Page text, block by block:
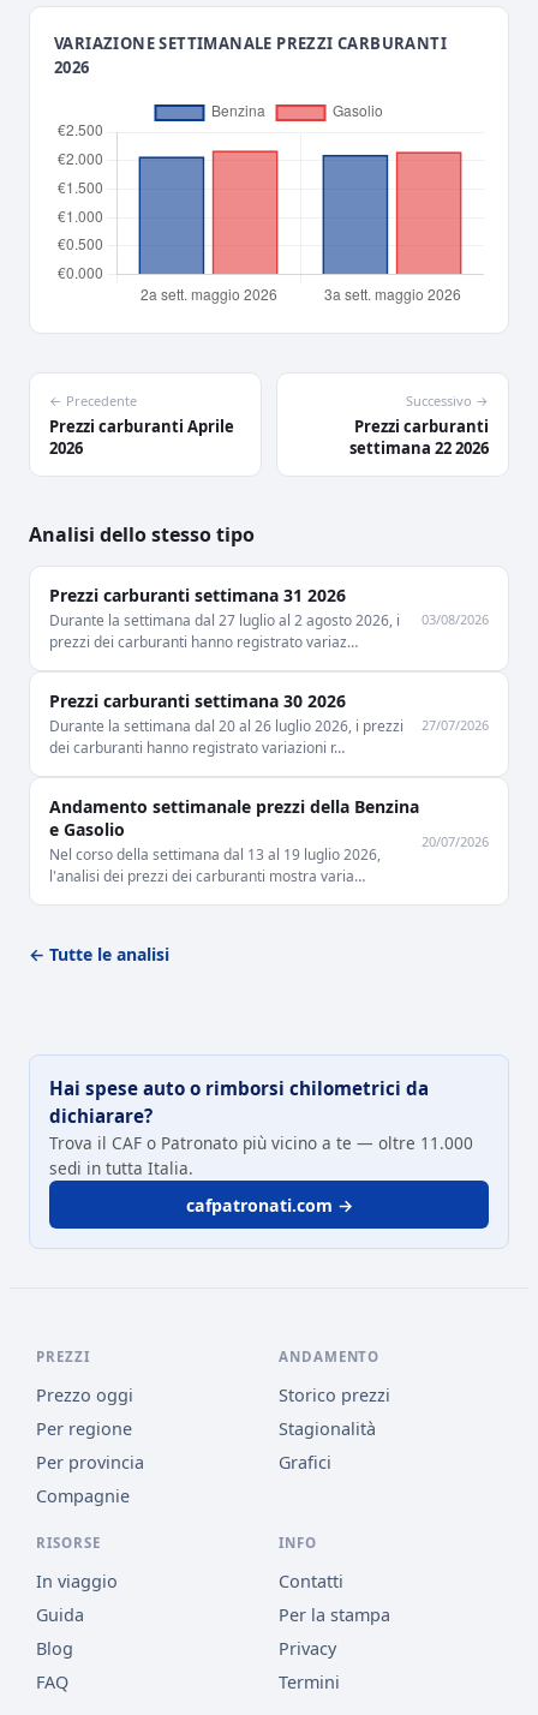
VARIAZIONE SETTIMANALE PREZZI CARBURANTI
2026
← Precedente
Prezzi carburanti Aprile
2026
Successivo →
Prezzi carburanti
settimana 22 2026
Analisi dello stesso tipo
Prezzi carburanti settimana 31 2026
Durante la settimana dal 27 luglio al 2 agosto 2026, i
prezzi dei carburanti hanno registrato variaz…
03/08/2026
Prezzi carburanti settimana 30 2026
Durante la settimana dal 20 al 26 luglio 2026, i prezzi
dei carburanti hanno registrato variazioni r…
27/07/2026
Andamento settimanale prezzi della Benzina
e Gasolio
Nel corso della settimana dal 13 al 19 luglio 2026,
l'analisi dei prezzi dei carburanti mostra varia…
20/07/2026
← Tutte le analisi
Hai spese auto o rimborsi chilometrici da
dichiarare?
Trova il CAF o Patronato più vicino a te — oltre 11.000
sedi in tutta Italia.
cafpatronati.com →
PREZZI
Prezzo oggi
Per regione
Per provincia
Compagnie
ANDAMENTO
Storico prezzi
Stagionalità
Grafici
RISORSE
In viaggio
Guida
Blog
FAQ
INFO
Contatti
Per la stampa
Privacy
Termini